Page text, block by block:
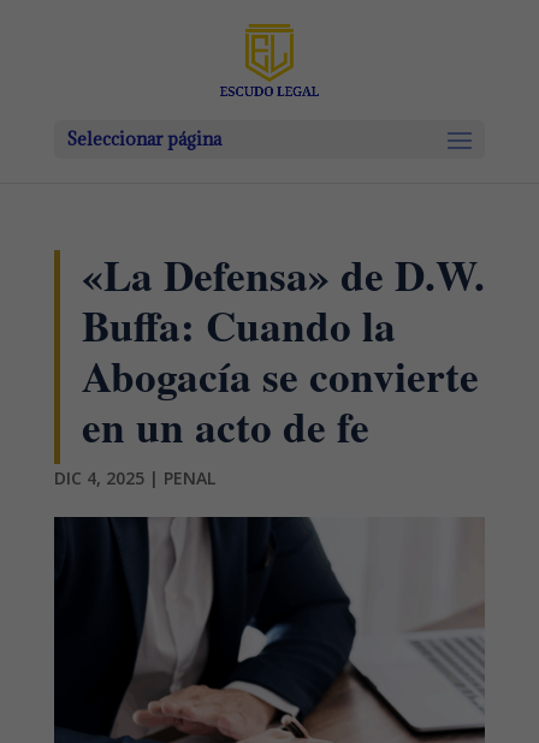
Seleccionar página
«La Defensa» de D.W.
Buffa: Cuando la
Abogacía se convierte
en un acto de fe
DIC 4, 2025| PENAL